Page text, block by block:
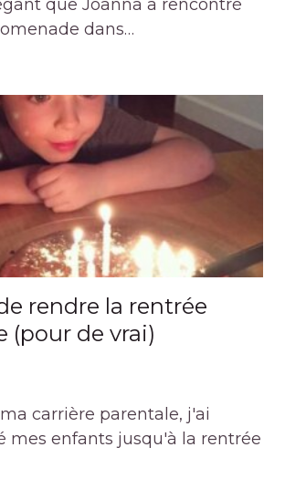
que Joanna a rencontré
dans…
rendre la rentrée
(pour de vrai)
carrière parentale, j'ai
mes enfants jusqu'à la rentrée